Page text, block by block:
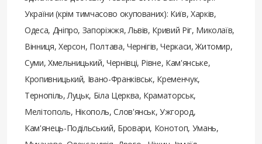
України (крім тимчасово окупованих): Київ, Харків,
Одеса, Дніпро, Запоріжжя, Львів, Кривий Ріг, Миколаїв,
Вінниця, Херсон, Полтава, Чернігів, Черкаси, Житомир,
Суми, Хмельницький, Чернівці, Рівне, Кам'янське,
Кропивницький, Івано-Франківськ, Кременчук,
Тернопіль, Луцьк, Біла Церква, Краматорськ,
Мелітополь, Нікополь, Слов'янськ, Ужгород,
Кам'янець-Подільський, Бровари, Конотоп, Умань,